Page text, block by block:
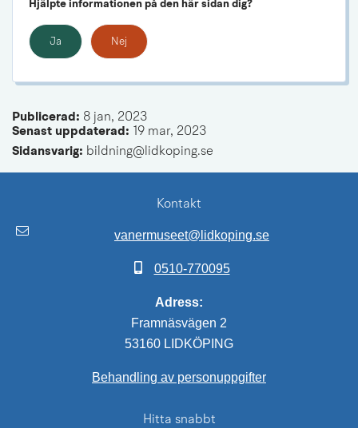
Hjälpte informationen på den här sidan dig?
Ja Nej
Publicerad: 8 jan, 2023
Senast uppdaterad:
19 mar, 2023
Sidansvarig: bildning@lidkoping.se
Kontakt
vanermuseet@lidkoping.se
0510-770095
Adress:
Framnäsvägen 2
53160 LIDKÖPING
Behandling av personuppgifter
Hitta snabbt